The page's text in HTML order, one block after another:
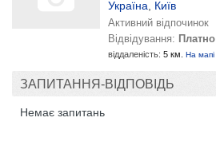
Україна Київ
Активний відпочинок
Відвідування: Платно
віддаленість: 5 км. На мапі
ЗАПИТАННЯ-ВІДПОВІДЬ
Немає запитань